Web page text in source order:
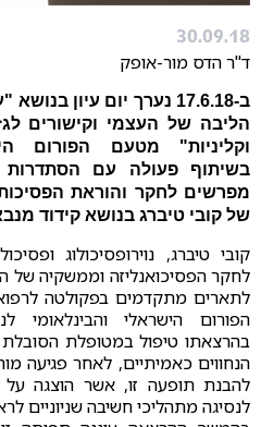
30.09.18
ד"ר הדס מור-אופק
הליבה של העצמי וקישורים
וקליניות" מטעם הפורום
בשיתוף פעולה עם הסתדרות
מפרשים לחקר והוראת
של קובי טיברג בנושא קידוד
קובי טיברג, נוירופסיכולוג
לחקר הפסיכואנליזה וממשקיה של
לתארים מתקדמים בפקולטה
הפורום הישראלי והבינלאומי
בהרצאתו טיפול במטופלת הסובלת
הנחווים כאמיתיים, לאחר פגיעה
להבנת תופעה זו, אשר הוצגה על
לנסיגה מתהליכי חשיבה שניוניים